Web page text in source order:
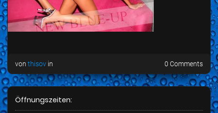
von thisov in 0 Comments
Öffnungszeiten: